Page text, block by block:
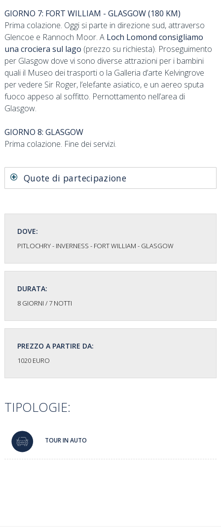
GIORNO 7: FORT WILLIAM - GLASGOW (180 KM)
Prima colazione. Oggi si parte in direzione sud, attraverso
Glencoe e Rannoch Moor. A Loch Lomond consigliamo
una crociera sul lago (prezzo su richiesta). Proseguimento
per Glasgow dove vi sono diverse attrazioni per i bambini
quali il Museo dei trasporti o la Galleria d’arte Kelvingrove
per vedere Sir Roger, l’elefante asiatico, e un aereo sputa
fuoco appeso al soffitto. Pernottamento nell’area di
Glasgow.
GIORNO 8: GLASGOW
Prima colazione. Fine dei servizi.
Quote di partecipazione
DOVE:
PITLOCHRY - INVERNESS - FORT WILLIAM - GLASGOW
DURATA:
8 GIORNI / 7 NOTTI
PREZZO A PARTIRE DA:
1020 EURO
TIPOLOGIE:
TOUR IN AUTO